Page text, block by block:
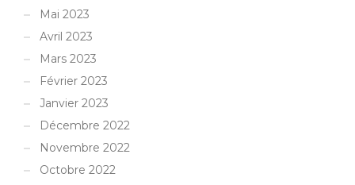
Mai 2023
Avril 2023
Mars 2023
Février 2023
Janvier 2023
Décembre 2022
Novembre 2022
Octobre 2022